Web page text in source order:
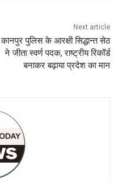
Next article
कानपुर पुलिस के आरक्षी सिद्धान्त सेठ
ने जीता स्वर्ण पदक, राष्ट्रीय रिकॉर्ड
बनाकर बढ़ाया प्रदेश का मान